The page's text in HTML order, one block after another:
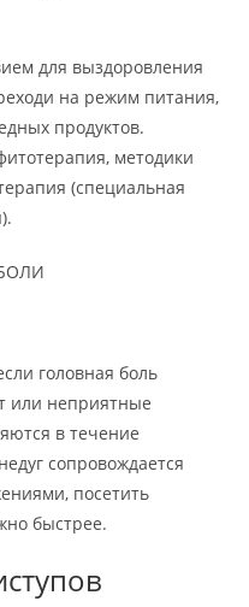
для выздоровления
на режим питания,
продуктов.
методики
(специальная
головная боль
или неприятные
в течение
сопровождается
посетить
быстрее.